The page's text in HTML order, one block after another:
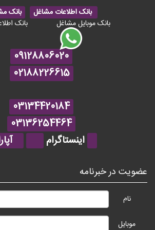
بانک اطلاعات مشاغل
بانک
بانک موبایل مشاغل
بانک
09128806020
02188226615
03134420184
03136254464
اینستاگرام
عضویت در خبرنامه
نام
موبایل